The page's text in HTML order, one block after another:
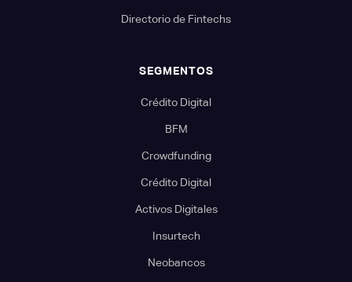
Directorio de Fintechs
SEGMENTOS
Crédito Digital
BFM
Crowdfunding
Crédito Digital
Activos Digitales
Insurtech
Neobancos